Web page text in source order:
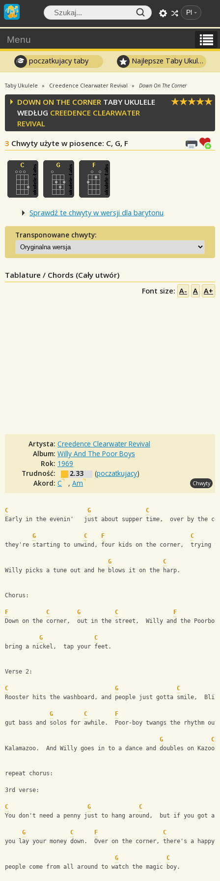
Pl
Menu
poczatkujacy taby Najlepsze Taby Ukulele
Taby Ukulele Creedence Clearwater Revival Down On The Corner
DOWN ON THE CORNER TABY UKULELE
WEDŁUG CREEDENCE CLEARWATER
REVIVAL
3 Chwyty użyte w piosence: C, G, F
Sprawdź te chwyty w wersji dla barytonu
Transponowane chwyty:
Tablature / Chords (Cały utwór)
Font size: A- A A+
Artysta: Creedence Clearwater Revival
Album: Willy And The Poor Boys
Rok: 1969
Trudność:
2.33 (poczatkujacy)
Akord: C , Am Chwyty
C G
C
Early in the evenin'   just about supper time,  over by the
G C F
C
they're starting to unwind, four kids on the corner,  trying
G
C
Willy picks a tune out and he blows it on the harp.
Chorus:
F C G C F
Down on the corner,  out in the street,  Willy and the
G
C
bring a nickel,  tap your feet.
Verse 2:
C G
C
Rooster hits the washboard, and people just gotta smile,
G C F
gut bass and solos for awhile.  Poor-boy twangs the rhythm
G
C
Kalamazoo.  And Willy goes in to a dance and doubles on Kazoo.
repeat chorus:
3rd verse:
C G
C
You don't need a penny just to hang around,  but if you got a
G C F
C
you lay your money down.  Over on the corner, there's a happy
G
C
people come from all around to watch the magic boy.